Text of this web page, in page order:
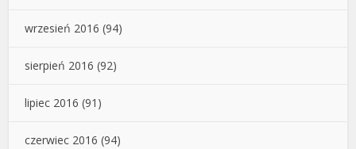
wrzesień 2016 (94)
sierpień 2016 (92)
lipiec 2016 (91)
czerwiec 2016 (94)